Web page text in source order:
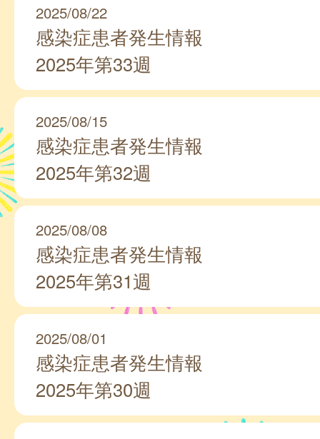
2025/08/22
感染症患者発生情報
2025年第33週
2025/08/15
感染症患者発生情報
2025年第32週
2025/08/08
感染症患者発生情報
2025年第31週
2025/08/01
感染症患者発生情報
2025年第30週